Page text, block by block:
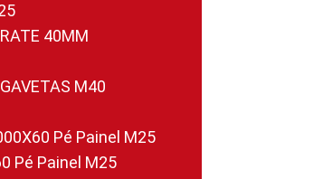
40MM
GAVETAS M40
Pé Painel M25
Pé Painel M25